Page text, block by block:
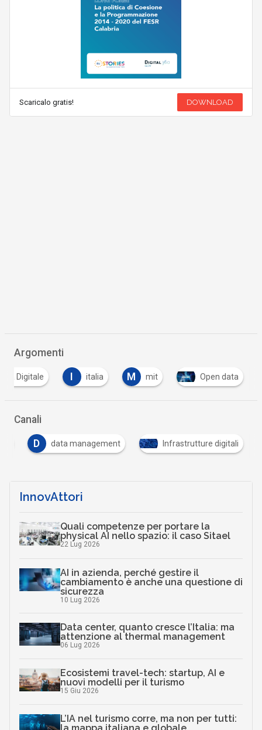
Scaricalo gratis! DOWNLOAD
Argomenti
Digitale italia M mit Open data
Canali
D data management Infrastrutture digitali
InnovAttori
Quali competenze per portare la
physical AI nello spazio: il caso Sitael
22 Lug 2026
AI in azienda, perché gestire il
cambiamento è anche una questione di
sicurezza
10 Lug 2026
Data center, quanto cresce l’Italia: ma
attenzione al thermal management
06 Lug 2026
Ecosistemi travel-tech: startup, AI e
nuovi modelli per il turismo
15 Giu 2026
L’IA nel turismo corre, ma non per tutti: